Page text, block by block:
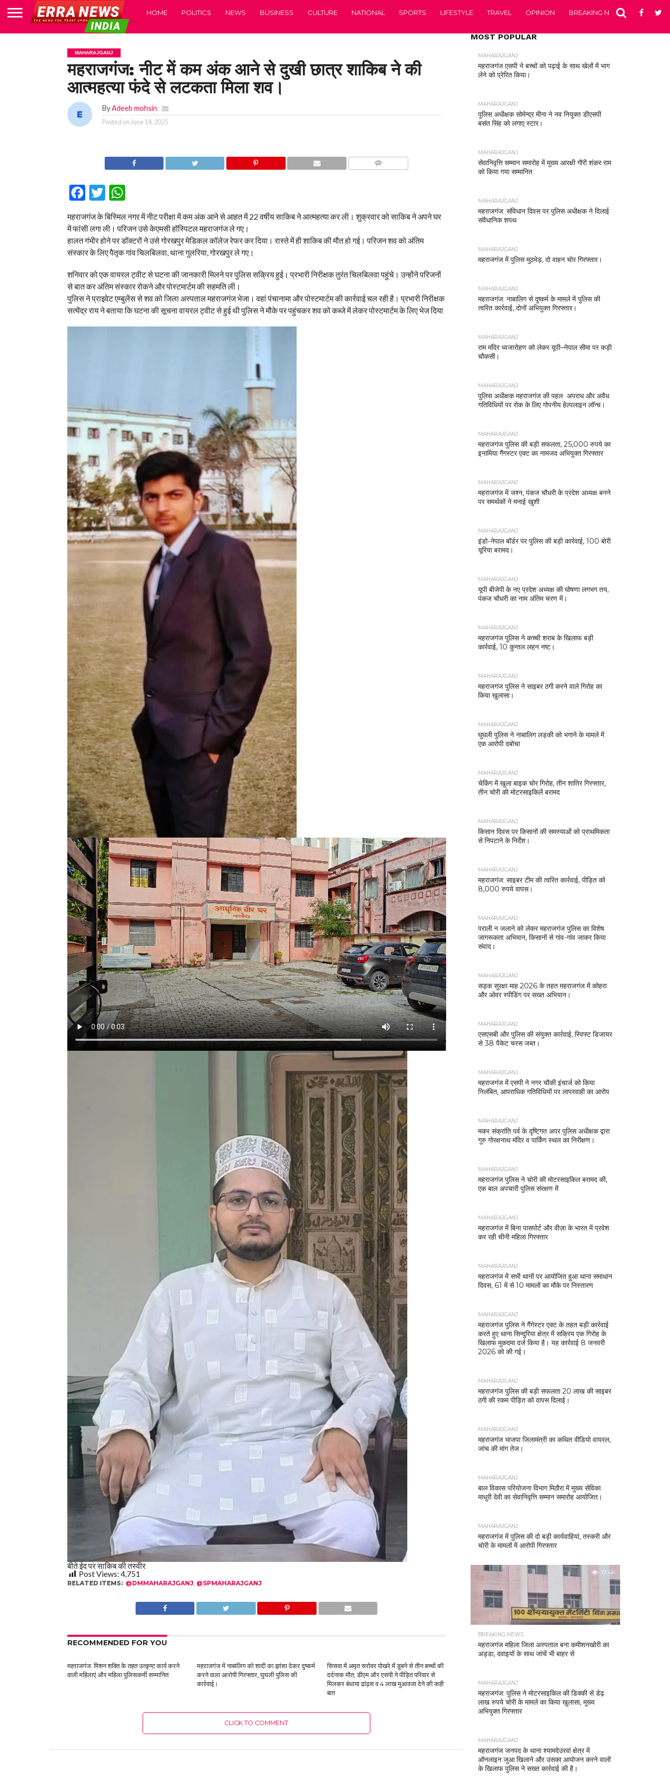
HOME POLITICS NEWS BUSINESS CULTURE NATIONAL SPORTS LIFESTYLE TRAVEL OPINION BREAKING NEWS
MAHARAJGANJ
महराजगंज: नीट में कम अंक आने से दुखी छात्र शाकिब ने की
आत्महत्या फंदे से लटकता मिला शव।
ByAdeeb mohsin
Posted on June 14, 2025
Facebook
Twitter
WhatsApp
महराजगंज के बिस्मिल नगर में नीट परीक्षा में कम अंक आने से आहत में 22 वर्षीय साकिब ने आत्महत्या कर ली। शुक्रवार को साकिब ने अपने घर
में फांसी लगा ली। परिजन उसे केएमसी हॉस्पिटल महराजगंज ले गए।
हालत गंभीर होने पर डॉक्टरों ने उसे गोरखपुर मेडिकल कॉलेज रेफर कर दिया। रास्ते में ही शाकिब की मौत हो गई। परिजन शव को अंतिम
संस्कार के लिए पैतृक गांव चिलबिलवा, थाना गुलरिया, गोरखपुर ले गए।
शनिवार को एक वायरल ट्वीट से घटना की जानकारी मिलने पर पुलिस सक्रिय हुई। प्रभारी निरीक्षक तुरंत चिलबिलवा पहुंचे। उन्होंने परिजनों
से बात कर अंतिम संस्कार रोकने और पोस्टमार्टम की सहमति ली।
पुलिस ने प्राइवेट एम्बुलेंस से शव को जिला अस्पताल महराजगंज भेजा। वहां पंचानामा और पोस्टमार्टम की कार्रवाई चल रही है। प्रभारी निरीक्षक
सत्येंद्र राय ने बताया कि घटना की सूचना वायरल ट्वीट से हुई थी पुलिस ने मौके पर पहुंचकर शव को कब्जे में लेकर पोस्टमार्टम के लिए भेज दिया
बीते ईद पर साकिब की तस्वीर
Post Views: 4,751
RELATED ITEMS: @DMMAHARAJGANJ, @SPMAHARAJGANJ
RECOMMENDED FOR YOU
महराजगंज: मिशन शक्ति के तहत उत्कृष्ट कार्य करने
वाली महिलाएं और महिला पुलिसकर्मी सम्मानित
महराजगंज में नाबालिग को शादी का झांसा देकर दुष्कर्म
करने वाला आरोपी गिरफ्तार, घुघली पुलिस की
कार्रवाई।
सिसवा में अमृत सरोवर पोखरे में डूबने से तीन बच्चों की
दर्दनाक मौत, डीएम और एसपी ने पीड़ित परिवार से
मिलकर बंधाया ढांढ़स व 4 लाख मुआवजा देने की कही
बात
CLICK TO COMMENT
MOST POPULAR
MAHARAJGANJ
महराजगंज एसपी ने बच्चों को पढ़ाई के साथ खेलों में भाग
लेने को प्रेरित किया।
MAHARAJGANJ
पुलिस अधीक्षक सोमेन्द्र मीना ने नव नियुक्त डीएसपी
बसंत सिंह को लगाए स्टार।
MAHARAJGANJ
सेवानिवृत्ति सम्मान समारोह में मुख्य आरक्षी गौरी शंकर राम
को किया गया सम्मानित
MAHARAJGANJ
महराजगंज: संविधान दिवस पर पुलिस अधीक्षक ने दिलाई
संवैधानिक शपथ
MAHARAJGANJ
महराजगंज में पुलिस मुठभेड़, दो वाहन चोर गिरफ्तार।
MAHARAJGANJ
महराजगंज: नाबालिग से दुष्कर्म के मामले में पुलिस की
त्वरित कार्रवाई, दोनों अभियुक्त गिरफ्तार।
MAHARAJGANJ
राम मंदिर ध्वजारोहण को लेकर यूपी–नेपाल सीमा पर कड़ी
चौकसी।
MAHARAJGANJ
पुलिस अधीक्षक महराजगंज की पहल अपराध और अवैध
गतिविधियों पर रोक के लिए गोपनीय हेल्पलाइन लॉन्च।
MAHARAJGANJ
महराजगंज पुलिस की बड़ी सफलता, 25,000 रुपये का
इनामिया गैंगस्टर एक्ट का नामजद अभियुक्त गिरफ्तार
MAHARAJGANJ
महराजगंज में जश्न, पंकज चौधरी के प्रदेश अध्यक्ष बनने
पर समर्थकों ने मनाई खुशी
MAHARAJGANJ
इंडो-नेपाल बॉर्डर पर पुलिस की बड़ी कार्रवाई, 100 बोरी
यूरिया बरामद।
MAHARAJGANJ
यूपी बीजेपी के नए प्रदेश अध्यक्ष की घोषणा लगभग तय,
पंकज चौधरी का नाम अंतिम चरण में।
MAHARAJGANJ
महराजगंज पुलिस ने कच्ची शराब के खिलाफ बड़ी
कार्रवाई, 10 कुन्तल लहन नष्ट।
MAHARAJGANJ
महराजगंज पुलिस ने साइबर ठगी करने वाले गिरोह का
किया खुलासा।
MAHARAJGANJ
घुघली पुलिस ने नाबालिग लड़की को भगाने के मामले में
एक आरोपी दबोचा
MAHARAJGANJ
चेकिंग में खुला बाइक चोर गिरोह, तीन शातिर गिरफ्तार,
तीन चोरी की मोटरसाइकिलें बरामद
MAHARAJGANJ
किसान दिवस पर किसानों की समस्याओं को प्राथमिकता
से निपटाने के निर्देश।
MAHARAJGANJ
महराजगंज: साइबर टीम की त्वरित कार्रवाई, पीड़ित को
8,000 रुपये वापस।
MAHARAJGANJ
पराली न जलाने को लेकर महराजगंज पुलिस का विशेष
जागरूकता अभियान, किसानों से गांव-गांव जाकर किया
संवाद।
MAHARAJGANJ
सड़क सुरक्षा माह 2026 के तहत महराजगंज में कोहरा
और ओवर स्पीडिंग पर सख्त अभियान।
MAHARAJGANJ
एसएसबी और पुलिस की संयुक्त कार्रवाई, स्विफ्ट डिजायर
से 38 पैकेट चरस जब्त।
MAHARAJGANJ
महराजगंज में एसपी ने नगर चौकी इंचार्ज को किया
निलंबित, आपराधिक गतिविधियों पर लापरवाही का आरोप
MAHARAJGANJ
मकर संक्रांति पर्व के दृष्टिगत अपर पुलिस अधीक्षक द्वारा
गुरु गोरक्षनाथ मंदिर व पार्किंग स्थल का निरीक्षण।
MAHARAJGANJ
महराजगंज पुलिस ने चोरी की मोटरसाइकिल बरामद की,
एक बाल अपचारी पुलिस संरक्षण में
MAHARAJGANJ
महराजगंज में बिना पासपोर्ट और वीज़ा के भारत में प्रवेश
कर रही चीनी महिला गिरफ्तार
MAHARAJGANJ
महराजगंज में सभी थानों पर आयोजित हुआ थाना समाधान
दिवस, 61 में से 10 मामलों का मौके पर निस्तारण
MAHARAJGANJ
महराजगंज पुलिस ने गैंगेस्टर एक्ट के तहत बड़ी कार्रवाई
करते हुए थाना सिन्दुरिया क्षेत्र में सक्रिय एक गिरोह के
खिलाफ मुकदमा दर्ज किया है। यह कार्रवाई 8 जनवरी
2026 को की गई।
MAHARAJGANJ
महराजगंज पुलिस की बड़ी सफलता 20 लाख की साइबर
ठगी की रकम पीड़ित को वापस दिलाई।
MAHARAJGANJ
महराजगंज भाजपा जिलामंत्री का कथित वीडियो वायरल,
जांच की मांग तेज।
MAHARAJGANJ
बाल विकास परियोजना विभाग मिठौरा में मुख्य सेविका
माधुरी देवी का सेवानिवृत्ति सम्मान समारोह आयोजित।
MAHARAJGANJ
महराजगंज में पुलिस की दो बड़ी कार्यवाहियां, तस्करी और
चोरी के मामलों में आरोपी गिरफ्तार
17.4K
BREAKING NEWS
महराजगंज महिला जिला अस्पताल बना कमीशनखोरी का
अड्डा, दवाइयों के साथ जांचें भी बाहर से
MAHARAJGANJ
महराजगंज: पुलिस ने मोटरसाइकिल की डिक्की से डेढ़
लाख रुपये चोरी के मामले का किया खुलासा, मुख्य
अभियुक्त गिरफ्तार
MAHARAJGANJ
महराजगंज जनपद के थाना श्यामदेउरवां क्षेत्र में
ऑनलाइन जुआ खिलाने और उसका आयोजन करने वालों
के खिलाफ पुलिस ने सख्त कार्रवाई की है।